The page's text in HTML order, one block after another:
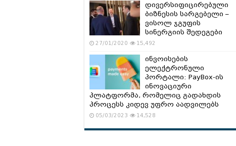
დივერსიფიცირებული
ბიზნესის სარგებელი –
ვისოლ ჯგუფის
სინერგიის შედეგები
27/01/2020 15,492
ინვოისების
ელექტრონული
პორტალი: PayBox-ის
ინოვაციური
პლატფორმა, რომელიც გადახდის
პროცესს კიდევ უფრო აადვილებს
05/03/2023 14,528